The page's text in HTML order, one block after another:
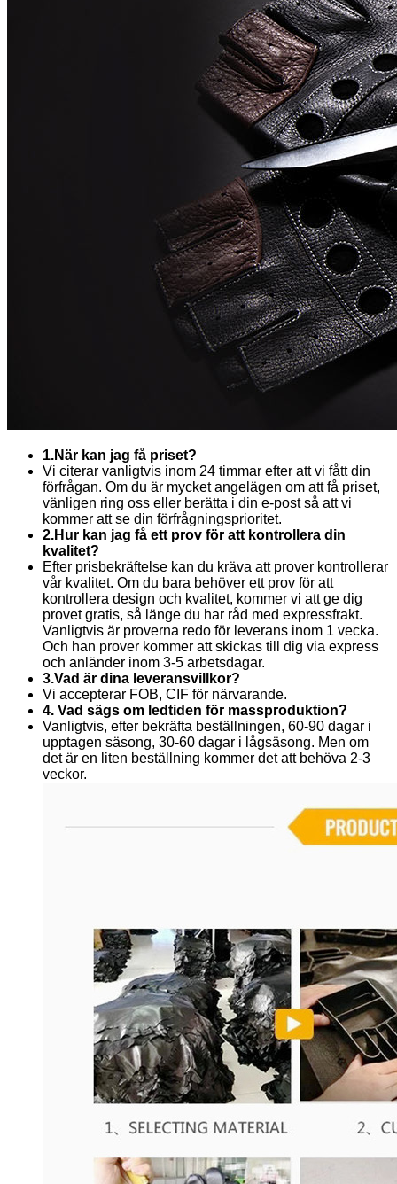
1.När kan jag få priset?
Vi citerar vanligtvis inom 24 timmar efter att vi fått din
förfrågan. Om du är mycket angelägen om att få priset,
vänligen ring oss eller berätta i din e-post så att vi
kommer att se din förfrågningsprioritet.
2.Hur kan jag få ett prov för att kontrollera din
kvalitet?
Efter prisbekräftelse kan du kräva att prover kontrollerar
vår kvalitet. Om du bara behöver ett prov för att
kontrollera design och kvalitet, kommer vi att ge dig
provet gratis, så länge du har råd med expressfrakt.
Vanligtvis är proverna redo för leverans inom 1 vecka.
Och han prover kommer att skickas till dig via express
och anländer inom 3-5 arbetsdagar.
3.Vad är dina leveransvillkor?
Vi accepterar FOB, CIF för närvarande.
4. Vad sägs om ledtiden för massproduktion?
Vanligtvis, efter bekräfta beställningen, 60-90 dagar i
upptagen säsong, 30-60 dagar i lågsäsong. Men om
det är en liten beställning kommer det att behöva 2-3
veckor.